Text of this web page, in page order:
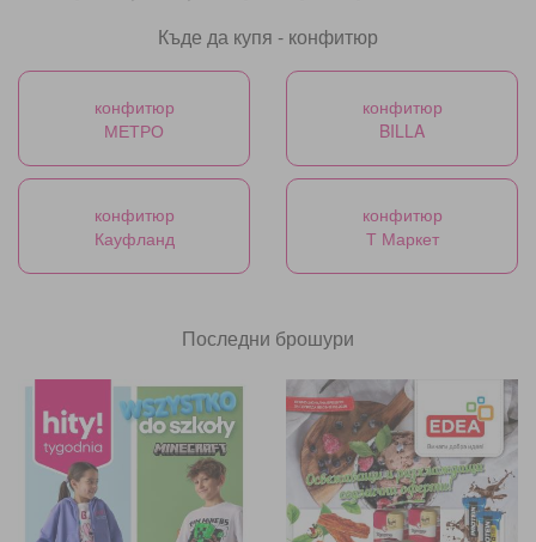
Къде да купя - конфитюр
конфитюр
МЕТРО
конфитюр
BILLA
конфитюр
Кауфланд
конфитюр
Т Маркет
Последни брошури